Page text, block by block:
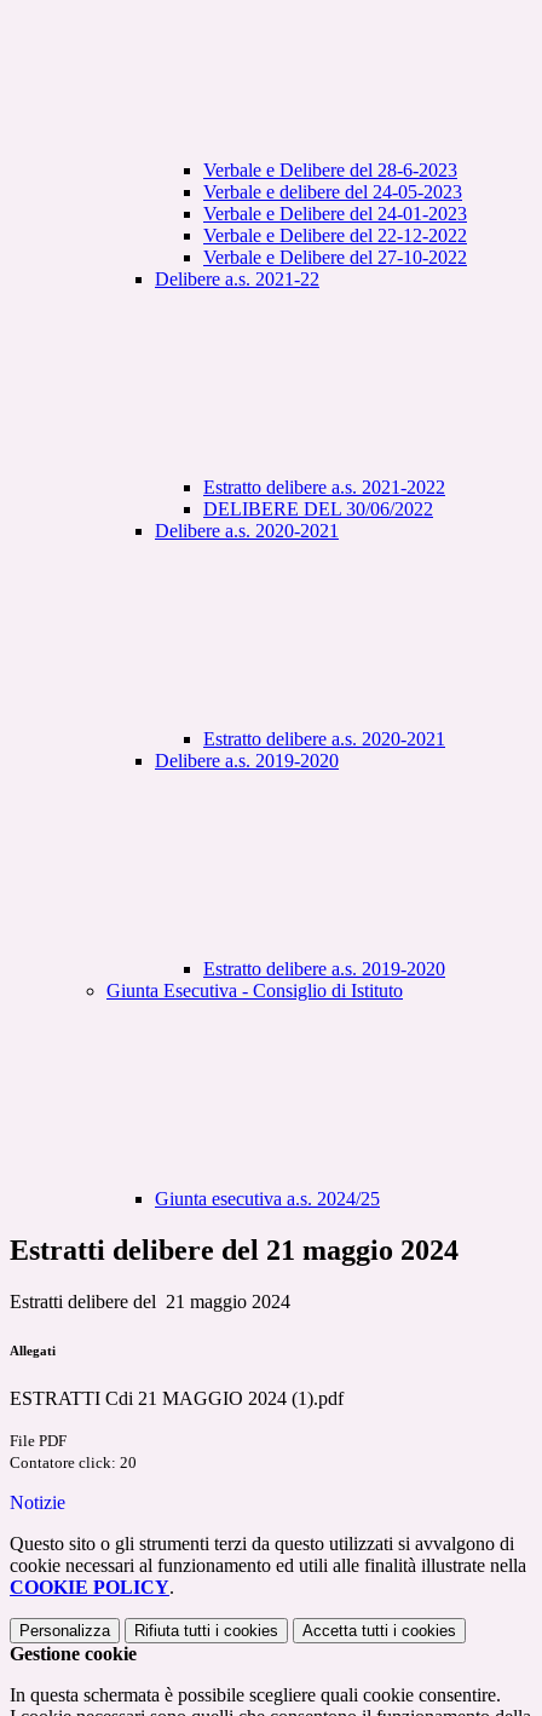
Verbale e Delibere del 28-6-2023
Verbale e delibere del 24-05-2023
Verbale e Delibere del 24-01-2023
Verbale e Delibere del 22-12-2022
Verbale e Delibere del 27-10-2022
Delibere a.s. 2021-22
Estratto delibere a.s. 2021-2022
DELIBERE DEL 30/06/2022
Delibere a.s. 2020-2021
Estratto delibere a.s. 2020-2021
Delibere a.s. 2019-2020
Estratto delibere a.s. 2019-2020
Giunta Esecutiva - Consiglio di Istituto
Giunta esecutiva a.s. 2024/25
Estratti delibere del 21 maggio 2024
Estratti delibere del 21 maggio 2024
Allegati
ESTRATTI Cdi 21 MAGGIO 2024 (1).pdf
File PDF
Contatore click: 20
Notizie
Questo sito o gli strumenti terzi da questo utilizzati si avvalgono di
cookie necessari al funzionamento ed utili alle finalità illustrate nella
COOKIE POLICY.
Personalizza Rifiuta tutti i cookies Accetta tutti i cookies
Gestione cookie
In questa schermata è possibile scegliere quali cookie consentire.